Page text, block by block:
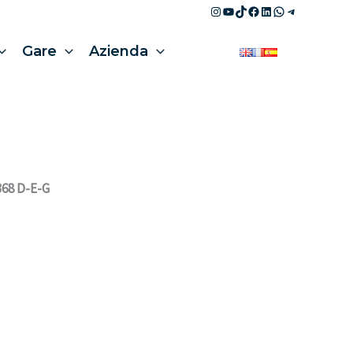
Instagram
YouTube
TikTok
Facebook
LinkedIn
WhatsApp
Telegram
Gare Azienda
D-E-G